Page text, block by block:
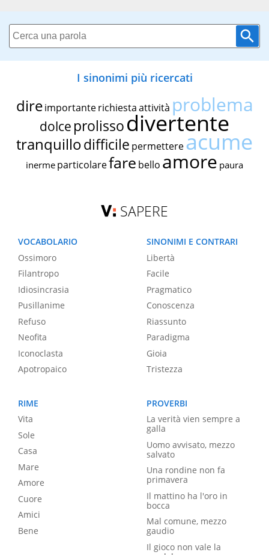
I sinonimi più ricercati
dire importante richiestaattività problema
dolce prolissodivertente
tranquillodifficile permettereacume
inerme particolarefare bello amore paura
SAPERE
VOCABOLARIO
Ossimoro
Filantropo
Idiosincrasia
Pusillanime
Refuso
Neofita
Iconoclasta
Apotropaico
SINONIMI E CONTRARI
Libertà
Facile
Pragmatico
Conoscenza
Riassunto
Paradigma
Gioia
Tristezza
RIME
Vita
Sole
Casa
Mare
Amore
Cuore
Amici
Bene
PROVERBI
La verità vien sempre a
galla
Uomo avvisato, mezzo
salvato
Una rondine non fa
primavera
Il mattino ha l'oro in
bocca
Mal comune, mezzo
gaudio
Il gioco non vale la